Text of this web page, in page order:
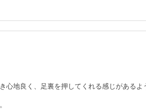
心地良く、足裏を押してくれる感じがある